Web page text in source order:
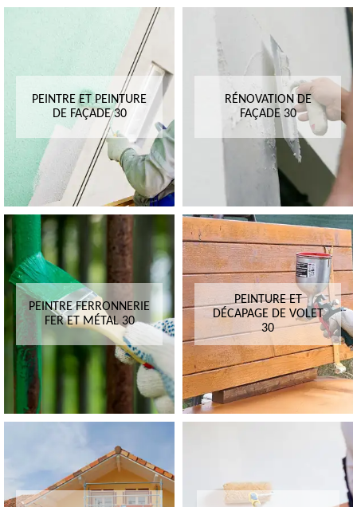
PEINTRE ET PEINTURE
DE FAÇADE 30
RÉNOVATION DE
FAÇADE 30
PEINTRE FERRONNERIE
FER ET MÉTAL 30
PEINTURE ET
DÉCAPAGE DE VOLET
30